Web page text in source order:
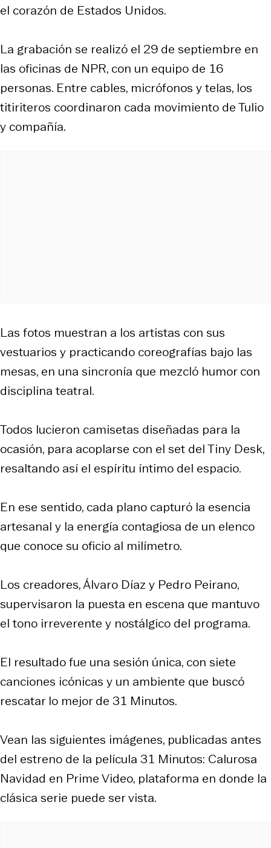
el corazón de Estados Unidos.
La grabación se realizó el 29 de septiembre en
las oficinas de NPR, con un equipo de 16
personas. Entre cables, micrófonos y telas, los
titiriteros coordinaron cada movimiento de Tulio
y compañía.
Las fotos muestran a los artistas con sus
vestuarios y practicando coreografías bajo las
mesas, en una sincronía que mezcló humor con
disciplina teatral.
Todos lucieron camisetas diseñadas para la
ocasión, para acoplarse con el set del Tiny Desk,
resaltando así el espíritu íntimo del espacio.
En ese sentido, cada plano capturó la esencia
artesanal y la energía contagiosa de un elenco
que conoce su oficio al milímetro.
Los creadores, Álvaro Díaz y Pedro Peirano,
supervisaron la puesta en escena que mantuvo
el tono irreverente y nostálgico del programa.
El resultado fue una sesión única, con siete
canciones icónicas y un ambiente que buscó
rescatar lo mejor de 31 Minutos.
Vean las siguientes imágenes, publicadas antes
del estreno de la película 31 Minutos: Calurosa
Navidad en Prime Video, plataforma en donde la
clásica serie puede ser vista.